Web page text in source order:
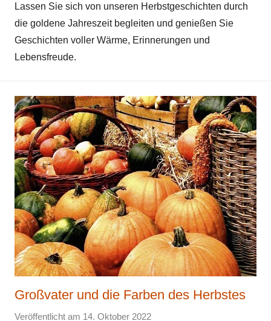
Lassen Sie sich von unseren Herbstgeschichten durch
die goldene Jahreszeit begleiten und genießen Sie
Geschichten voller Wärme, Erinnerungen und
Lebensfreude.
Großvater und die Farben des Herbstes
Veröffentlicht am 14. Oktober 2022